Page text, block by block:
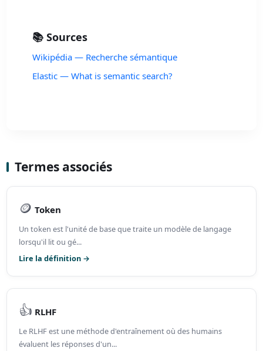
📚 Sources
Wikipédia — Recherche sémantique
Elastic — What is semantic search?
Termes associés
🪙 Token
Un token est l'unité de base que traite un modèle de langage
lorsqu'il lit ou gé...
Lire la définition →
👍 RLHF
Le RLHF est une méthode d'entraînement où des humains
évaluent les réponses d'un...